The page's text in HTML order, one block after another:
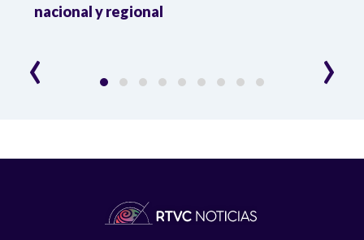
nacional y regional
‹ ›